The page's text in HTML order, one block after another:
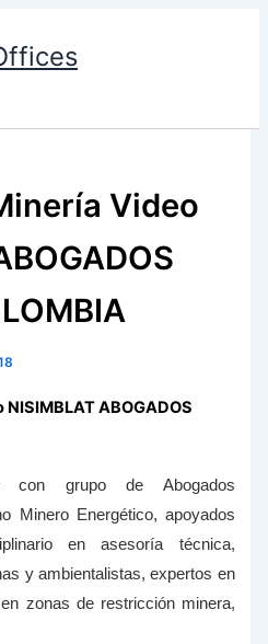
Video
ABOGADOS
con grupo de Abogados
Minero Energético, apoyados
en asesoría técnica,
y ambientalistas, expertos en
zonas de restricción minera,